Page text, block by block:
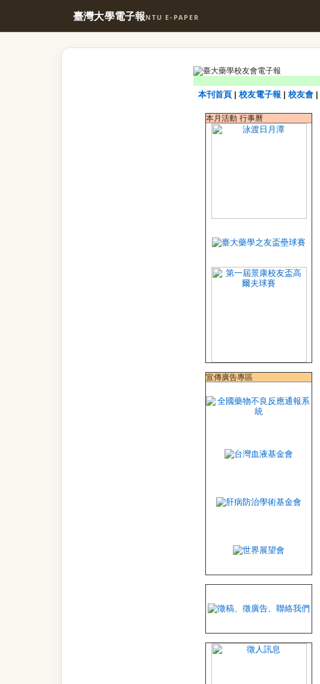
臺灣大學電子報NTU E-PAPER
本刊首頁 校友電子報 校友會
本月活動 行事曆
宣傳廣告專區